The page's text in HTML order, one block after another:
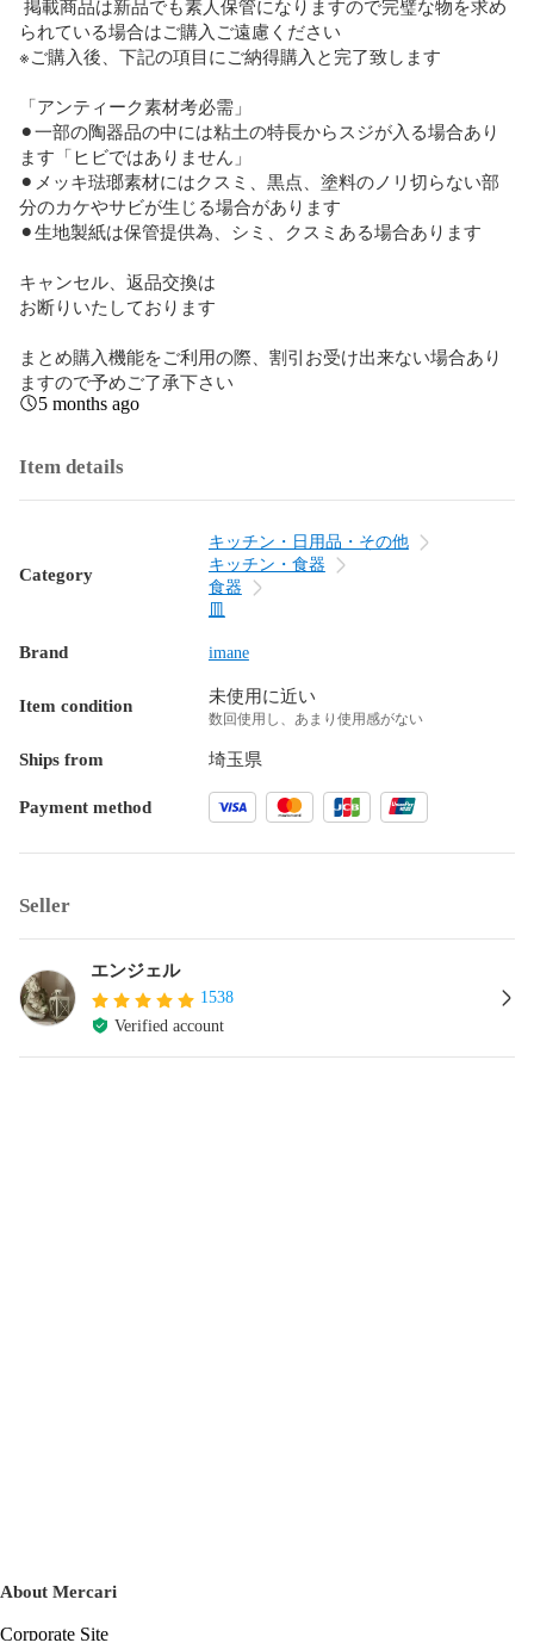
られている場合はご購入ご遠慮ください
※ご購入後、下記の項目にご納得購入と完了致します
「アンティーク素材考必需」
⚫︎一部の陶器品の中には粘土の特長からスジが入る場合あり
ます「ヒビではありません」
⚫︎メッキ琺瑯素材にはクスミ、黒点、塗料のノリ切らない部
分のカケやサビが生じる場合があります
⚫︎生地製紙は保管提供為、シミ、クスミある場合あります
キャンセル、返品交換は
お断りいたしております
まとめ購入機能をご利用の際、割引お受け出来ない場合あり
ますので予めご了承下さい
5 months ago
Item details
Category
キッチン・日用品・その他
キッチン・食器
食器
皿
Brand imane
Item condition 未使用に近い
数回使用し、あまり使用感がない
Ships from 埼玉県
Payment method
Seller
エンジェル
1538
Verified account
About Mercari
Corporate Site